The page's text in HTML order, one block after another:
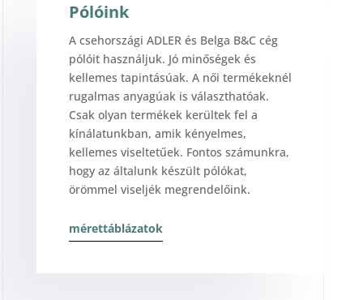
Pólóink
A csehországi ADLER és Belga B&C cég
pólóit használjuk. Jó minőségek és
kellemes tapintásúak. A női termékeknél
rugalmas anyagúak is választhatóak.
Csak olyan termékek kerültek fel a
kínálatunkban, amik kényelmes,
kellemes viseltetűek. Fontos számunkra,
hogy az általunk készült pólókat,
örömmel viseljék megrendelőink.
mérettáblázatok